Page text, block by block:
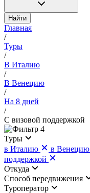
Найти
Главная
/
Туры
/
В Италию
/
В Венецию
/
На 8 дней
/
С визовой поддержкой
4
Туры
в Италию
в Венецию
поддержкой
Откуда
Cпособ передвижения
Туроператор